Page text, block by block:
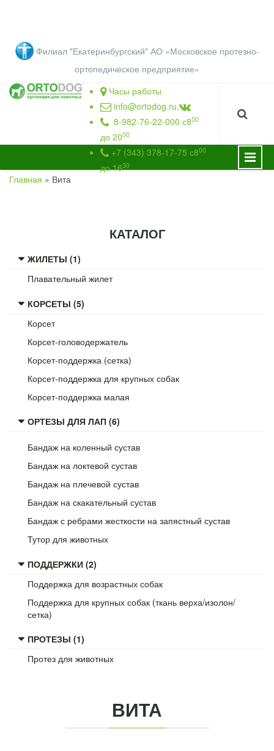
Филиал "Екатеринбургский" АО «Московское протезно-
ортопедическое предприятие»
Часы работы
info@ortodog.ru,
8-982-76-22-000 с800
до 2000
+7 (343) 378-17-75 с800
до 1630
Главная » Вита
КАТАЛОГ
ЖИЛЕТЫ (1)
Плавательный жилет
КОРСЕТЫ (5)
Корсет
Корсет-головодержатель
Корсет-поддержка (сетка)
Корсет-поддержка для крупных собак
Корсет-поддержка малая
ОРТЕЗЫ ДЛЯ ЛАП (6)
Бандаж на коленный сустав
Бандаж на локтевой сустав
Бандаж на плечевой сустав
Бандаж на скакательный сустав
Бандаж с ребрами жесткости на запястный сустав
Тутор для животных
ПОДДЕРЖКИ (2)
Поддержка для возрастных собак
Поддержка для крупных собак (ткань верха/изолон/
сетка)
ПРОТЕЗЫ (1)
Протез для животных
ВИТА